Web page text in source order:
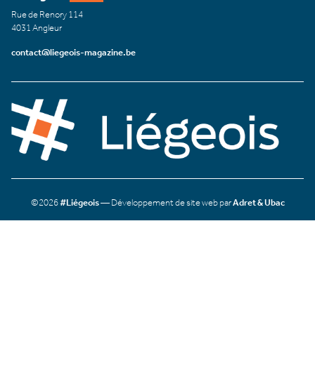
Rue de Renory 114
4031 Angleur
contact@liegeois-magazine.be
©2026#Liégeois— Développement de site web parAdret & Ubac